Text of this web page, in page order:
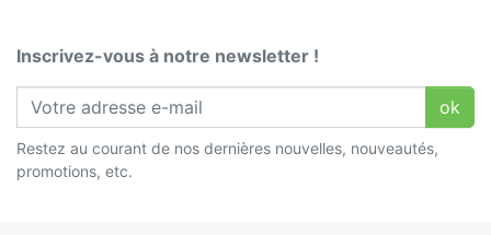
Inscrivez-vous à notre newsletter !
ok
Restez au courant de nos dernières nouvelles, nouveautés,
promotions, etc.